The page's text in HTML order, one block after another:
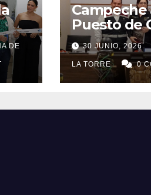
DE
Campeche
Puesto de
y refuerza
de
ante
30 JUNIO, 2026
LA TORRE 0